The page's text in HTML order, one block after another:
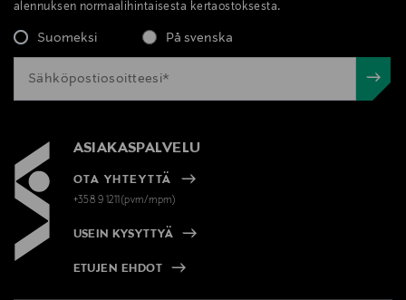
alennuksen normaalihintaisesta kertaostoksesta.
Suomeksi På svenska
ASIAKASPALVELU
OTA YHTEYTTÄ
+358 9 1211(pvm/mpm)
USEIN KYSYTTYÄ
ETUJEN EHDOT